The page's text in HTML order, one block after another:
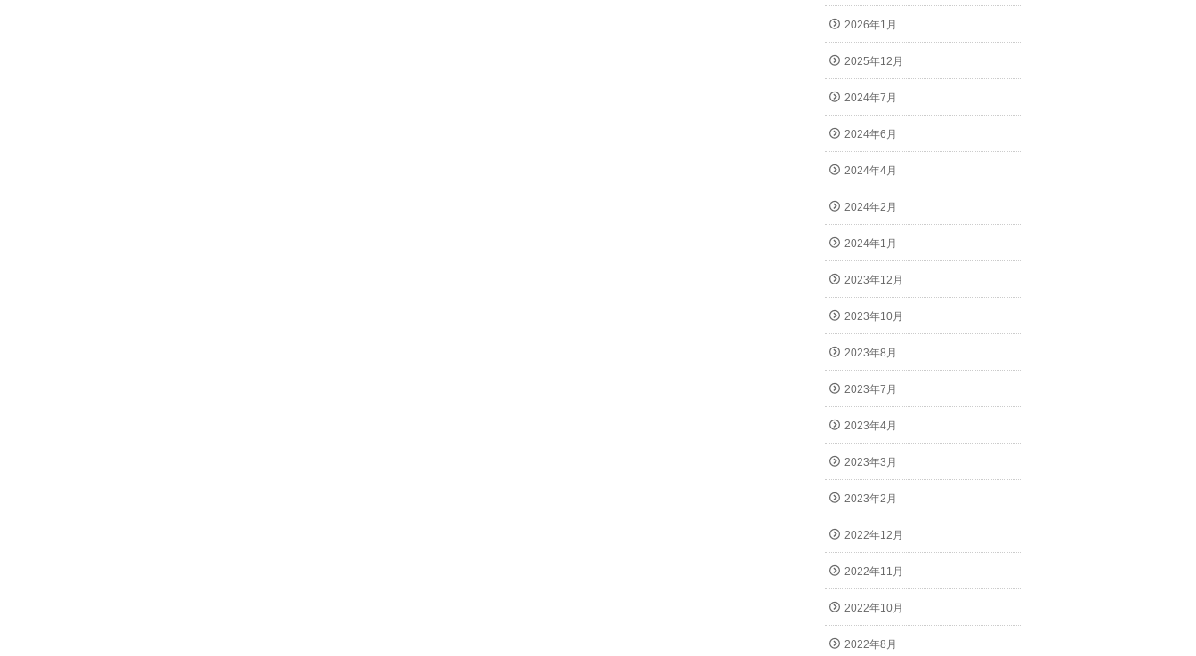
2026年1月
2025年12月
2024年7月
2024年6月
2024年4月
2024年2月
2024年1月
2023年12月
2023年10月
2023年8月
2023年7月
2023年4月
2023年3月
2023年2月
2022年12月
2022年11月
2022年10月
2022年8月